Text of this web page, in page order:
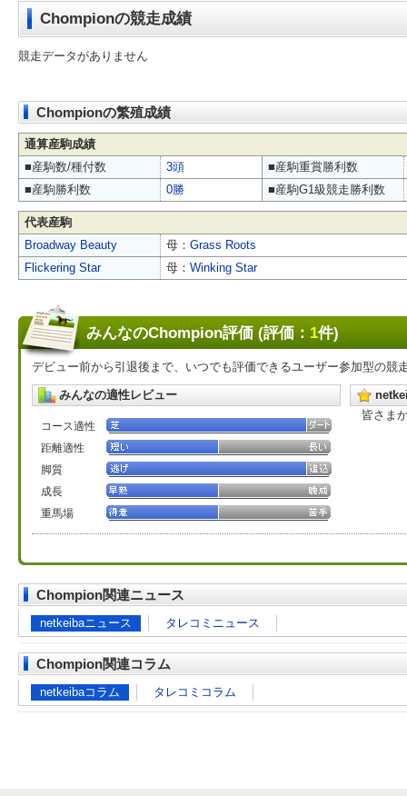
Chompionの競走成績
競走データがありません
Chompionの繁殖成績
通算産駒成績
■産駒数/種付数
3頭
■産駒重賞勝利数
■産駒勝利数
0勝 ■産駒G1級競走勝利数
代表産駒
Broadway Beauty
母： Grass Roots
Flickering Star
母： Winking Star
みんなのChompion評価 (評価： 1件)
デビュー前から引退後まで、いつでも評価できるユーザー参加型の競
みんなの適性レビュー
コース適性
距離適性
脚質
成長
重馬場
皆さま
Chompion関連ニュース
netkeibaニュース タレコミニュース
Chompion関連コラム
netkeibaコラム タレコミコラム